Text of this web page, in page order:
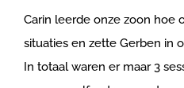
Carin leerde onze zoon hoe
situaties en zette Gerben in
In totaal waren er maar 3